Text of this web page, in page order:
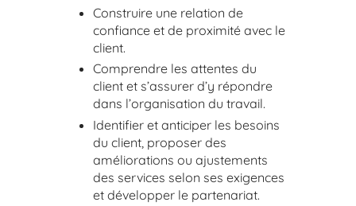
Construire une relation de
confiance et de proximité avec le
client.
Comprendre les attentes du
client et s’assurer d’y répondre
dans l’organisation du travail.
Identifier et anticiper les besoins
du client, proposer des
améliorations ou ajustements
des services selon ses exigences
et développer le partenariat.